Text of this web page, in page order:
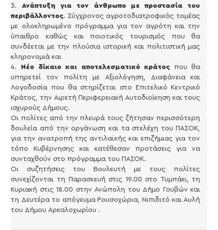
3. Ανάπτυξη για τον άνθρωπο με προστασία του
περιβάλλοντος. Σύγχρονος αγροτοδιατροφικός τομέας
με ολοκληρωμένο πρόγραμμα για τον αγρότη και την
ύπαιθρο καθώς και ποιοτικός τουρισμός που θα
συνδέεται με την πλούσια ιστορική και πολιτιστική μας
κληρονομιά και
4.
Νέο δίκαιο και αποτελεσματικό κράτος που θα
υπηρετεί τον πολίτη με Αξιολόγηση, Διαφάνεια και
Λογοδοσία που θα στηρίζεται στο Επιτελικό Κεντρικό
Κράτος, την Αιρετή Περιφερειακή Αυτοδιοίκηση και τους
ισχυρούς Δήμους.
Οι πολίτες από την πλευρά τους ζήτησαν περισσότερη
δουλεία από την οργάνωση και τα στελέχη του ΠΑΣΟΚ,
για την ανατροπή της αντιλαϊκής και επιζήμιας για τον
τόπο Κυβέρνησης και κατέθεσαν προτάσεις για να
συνταχθούν στο πρόγραμμα του ΠΑΣΟΚ.
Οι συζητήσεις του Βουλευτή με τους πολίτες
συνεχίζονται τη Παρασκευή στις 19.00 στο Τυμπάκι, τη
Κυριακή στις 18.00 στην Ανώπολη του Δήμο Γουβών και
τη Δευτέρα το απόγευμα Ρουσοχώρια, Νιπιδιτό και Αυλή
του Δήμου Αρκαλοχωρίου .